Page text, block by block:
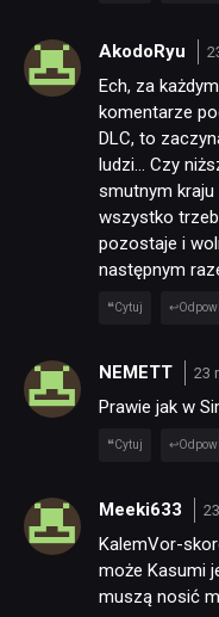
JUŻ
AkodoRyu
Ech, za
komentarze
DLC, to
ludzi… Czy
smutnym
wszystko
pozostaje i
następnym
Cytuj
NEMETT 23
Prawie jak w
Cytuj
Meeki633
KalemVor-
może Kasumi
muszą nosić